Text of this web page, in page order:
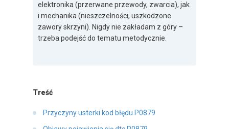
elektronika (przerwane przewody, zwarcia), jak
i mechanika (nieszczelności, uszkodzone
zawory skrzyni). Nigdy nie zakładam z góry –
trzeba podejść do tematu metodycznie.
Treść
Przyczyny usterki kod błędu P0879